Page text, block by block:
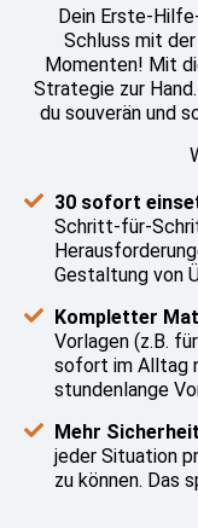
Dein Erste-
Schluss mit
Momenten! Mit
Strategie zur
du souverän und
30 sofort
Schritt-für-
Gestaltung von
Kompletter
Vorlagen (z.B.
sofort im Alltag
stundenlange
Mehr
jeder Situation
zu können. Das